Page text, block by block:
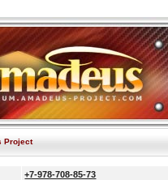
Project
+7-978-708-85-73